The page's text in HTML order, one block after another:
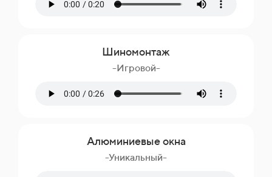
Шиномонтаж
-Игровой-
Алюминиевые окна
-Уникальный-